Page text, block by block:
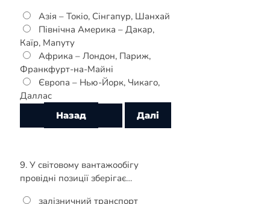
Азія – Токіо, Сінгапур, Шанхай
Північна Америка – Дакар,
Каїр, Мапуту
Африка – Лондон, Париж,
Франкфурт-на-Майні
Європа – Нью-Йорк, Чикаго,
Даллас
9. У світовому вантажообігу
провідні позиції зберігає…
залізничний транспорт